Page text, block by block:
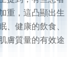
重，這凸顯出生
、健康的飲食、
膚質量的有效途